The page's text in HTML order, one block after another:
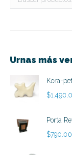
Urnas más
Kora-pet
$
Porta
$790.00